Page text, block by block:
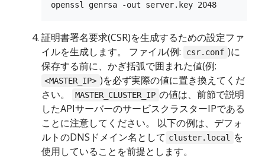
証明書署名要求(CSR)を生成するための設定ファ
イルを生成します。 ファイル(例:
csr.conf )に
保存する前に、かぎ括弧で囲まれた値(例:
<MASTER_IP> )を必ず実際の値に置き換えてくだ
さい。
MASTER_CLUSTER_IP の値は、前節で説明
したAPIサーバーのサービスクラスターIPである
ことに注意してください。 以下の例は、デフォ
ルトのDNSドメイン名として cluster.local
を
使用していることを前提とします。